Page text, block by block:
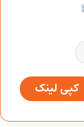
کپی لینک